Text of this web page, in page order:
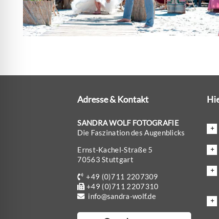
Adresse & Kontakt
SANDRA WOLF FOTOGRAFIE
Die Faszination des Augenblicks
Ernst-Kachel-Straße 5
70563 Stuttgart
+49 (0)711 2207309
+49 (0)711 2207310
info@sandra-wolf.de
Anfallsicherheit
freundlicher Modus